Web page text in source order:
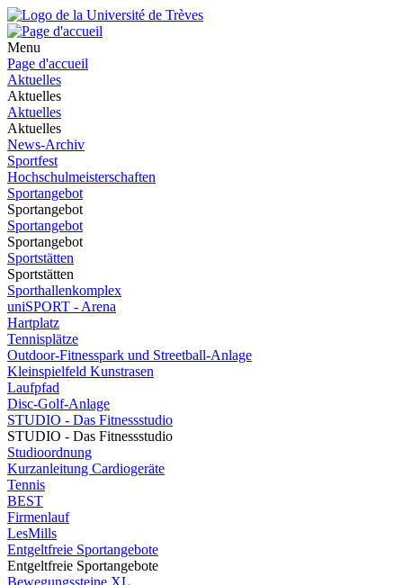
Menu
Page d'accueil
Aktuelles
Aktuelles
Aktuelles
Aktuelles
News-Archiv
Sportfest
Hochschulmeisterschaften
Sportangebot
Sportangebot
Sportangebot
Sportangebot
Sportstätten
Sportstätten
Sporthallenkomplex
uniSPORT - Arena
Hartplatz
Tennisplätze
Outdoor-Fitnesspark und Streetball-Anlage
Kleinspielfeld Kunstrasen
Laufpfad
Disc-Golf-Anlage
STUDIO - Das Fitnessstudio
STUDIO - Das Fitnessstudio
Studioordnung
Kurzanleitung Cardiogeräte
Tennis
BEST
Firmenlauf
LesMills
Entgeltfreie Sportangebote
Entgeltfreie Sportangebote
Bewegungssteine XL